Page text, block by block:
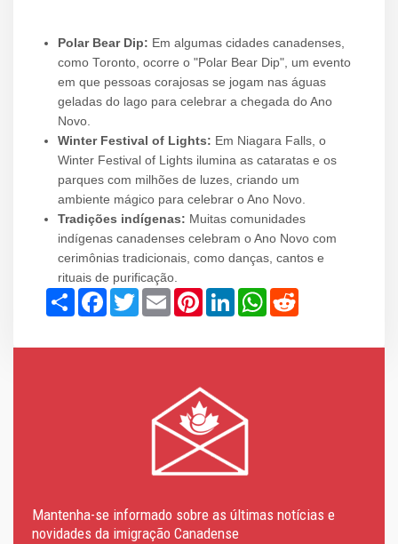
Polar Bear Dip: Em algumas cidades canadenses,
como Toronto, ocorre o "Polar Bear Dip", um evento
em que pessoas corajosas se jogam nas águas
geladas do lago para celebrar a chegada do Ano
Novo.
Winter Festival of Lights: Em Niagara Falls, o
Winter Festival of Lights ilumina as cataratas e os
parques com milhões de luzes, criando um
ambiente mágico para celebrar o Ano Novo.
Tradições indígenas: Muitas comunidades
indígenas canadenses celebram o Ano Novo com
cerimônias tradicionais, como danças, cantos e
rituais de purificação.
Share Facebook
TwitterEmail PinterestLinkedInWhatsApp
Mantenha-se informado sobre as últimas notícias e
novidades da imigração Canadense